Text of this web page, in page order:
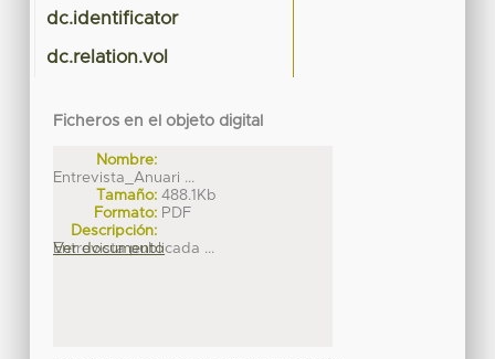
dc.identificator
dc.relation.vol
Ficheros en el objeto digital
Nombre:
Entrevista_Anuari ...
Tamaño: 488.1Kb
Formato: PDF
Descripción:
Entrevista publicada ...
Ver documento